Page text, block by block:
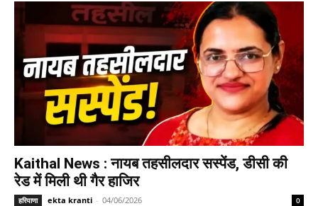
Kaithal News : नायब तहसीलदार सस्पेंड, डीसी की
रेड में मिली थी गैर हाजिर
हरियाणा ekta kranti - 04/06/2026 0